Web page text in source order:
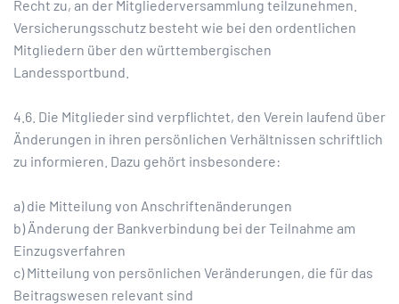
Recht zu, an der Mitgliederversammlung teilzunehmen.
Versicherungsschutz besteht wie bei den ordentlichen
Mitgliedern über den württembergischen
Landessportbund.
4.6. Die Mitglieder sind verpflichtet, den Verein laufend über
Änderungen in ihren persönlichen Verhältnissen schriftlich
zu informieren. Dazu gehört insbesondere:
a) die Mitteilung von Anschriftenänderungen
b) Änderung der Bankverbindung bei der Teilnahme am
Einzugsverfahren
c) Mitteilung von persönlichen Veränderungen, die für das
Beitragswesen relevant sind